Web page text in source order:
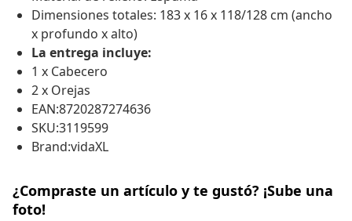
Dimensiones totales: 183 x 16 x 118/128 cm (ancho
x profundo x alto)
La entrega incluye:
1 x Cabecero
2 x Orejas
EAN:8720287274636
SKU:3119599
Brand:vidaXL
¿Compraste un artículo y te gustó? ¡Sube una
foto!